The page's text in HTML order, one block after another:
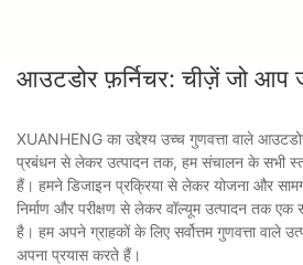
आउटडोर फ़र्निचर: चीज़ें जो आप
XUANHENG का उद्देश्य उच्च गुणवत्ता वाले
प्रबंधन से लेकर उत्पादन तक, हम संचालन के सभी
हैं। हमने डिजाइन प्रक्रिया से लेकर योजना और
निर्माण और परीक्षण से लेकर वॉल्यूम उत्पादन तक एक
है। हम अपने ग्राहकों के लिए सर्वोत्तम गुणवत्ता वाले
अपना प्रयास करते हैं।